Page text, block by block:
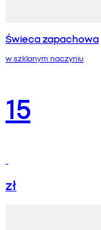
Świeca zapachowa
w szklanym naczyniu
15
zł